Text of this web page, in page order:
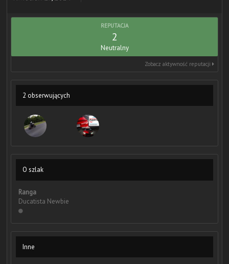
REPUTACJA
2
Neutralny
Zobacz aktywność reputacji
2 obserwujących
O szlak
Ranga
Ducatista Newbie
Inne